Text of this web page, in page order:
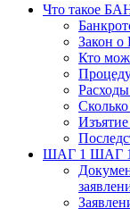
Что такое
Закон о
Кто
ШАГ 1 ШАГ